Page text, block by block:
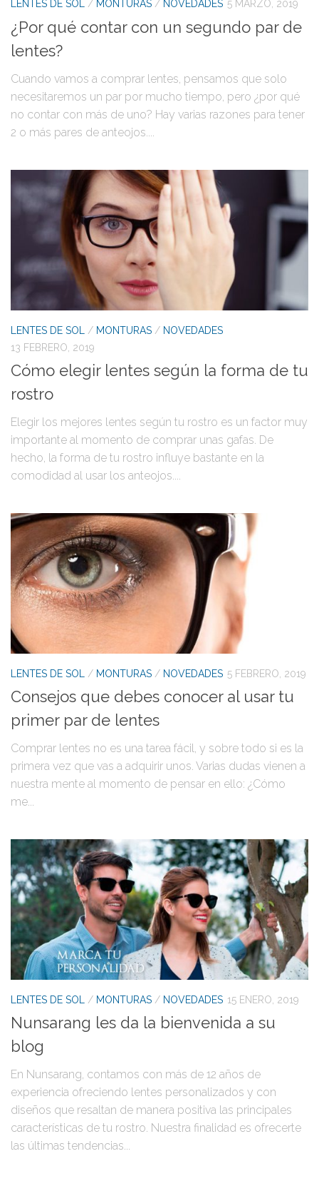
LENTES DE SOL / MONTURAS / NOVEDADES 5 MARZO, 2019
¿Por qué contar con un segundo par de
lentes?
Cuando vamos a comprar lentes, pensamos que solo
necesitaremos un par por mucho tiempo, pero ¿por qué
no contar con más de uno? Hay varias razones para tener
2 o más pares de anteojos....
LENTES DE SOL / MONTURAS / NOVEDADES
13 FEBRERO, 2019
Cómo elegir lentes según la forma de tu
rostro
Elegir los mejores lentes según tu rostro es un factor muy
importante al momento de comprar unas gafas. De
hecho, la forma de tu rostro influye bastante en la
comodidad al usar los anteojos....
LENTES DE SOL / MONTURAS / NOVEDADES 5 FEBRERO, 2019
Consejos que debes conocer al usar tu
primer par de lentes
Comprar lentes no es una tarea fácil, y sobre todo si es la
primera vez que vas a adquirir unos. Varias dudas vienen a
nuestra mente al momento de pensar en ello: ¿Cómo
me...
LENTES DE SOL / MONTURAS / NOVEDADES 15 ENERO, 2019
Nunsarang les da la bienvenida a su
blog
En Nunsarang, contamos con más de 12 años de
experiencia ofreciendo lentes personalizados y con
diseños que resaltan de manera positiva las principales
características de tu rostro. Nuestra finalidad es ofrecerte
las últimas tendencias...